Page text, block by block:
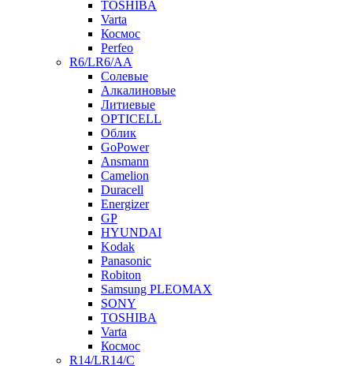
TOSHIBA
Varta
Космос
Perfeo
R6/LR6/AA
Солевые
Алкалиновые
Литиевые
OPTICELL
Облик
GoPower
Ansmann
Camelion
Duracell
Energizer
GP
HYUNDAI
Kodak
Panasonic
Robiton
Samsung PLEOMAX
SONY
TOSHIBA
Varta
Космос
R14/LR14/C